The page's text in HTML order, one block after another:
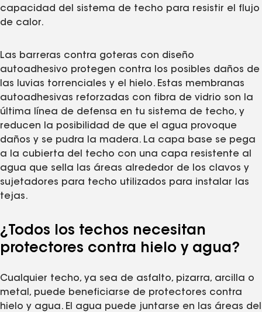
capacidad del sistema de techo para resistir el flujo
de calor.
Las barreras contra goteras con diseño
autoadhesivo protegen contra los posibles daños de
las luvias torrenciales y el hielo. Estas membranas
autoadhesivas reforzadas con fibra de vidrio son la
última línea de defensa en tu sistema de techo, y
reducen la posibilidad de que el agua provoque
daños y se pudra la madera. La capa base se pega
a la cubierta del techo con una capa resistente al
agua que sella las áreas alrededor de los clavos y
sujetadores para techo utilizados para instalar las
tejas.
¿Todos los techos necesitan
protectores contra hielo y agua?
Cualquier techo, ya sea de asfalto, pizarra, arcilla o
metal, puede beneficiarse de protectores contra
hielo y agua. El agua puede juntarse en las áreas del